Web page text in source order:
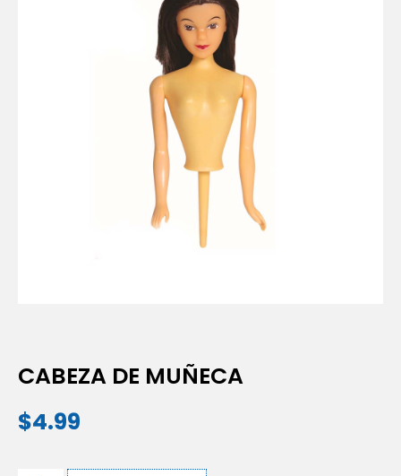
CABEZA DE MUÑECA
$4.99